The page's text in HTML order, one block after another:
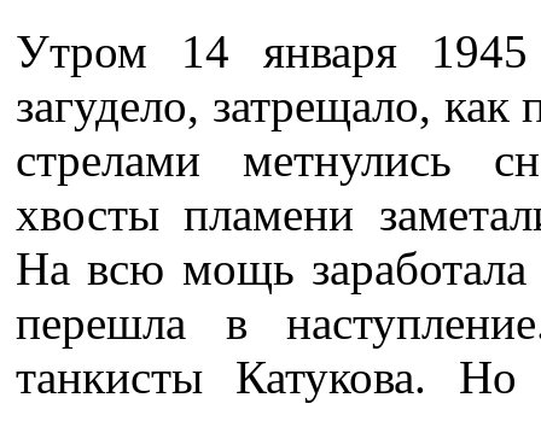
Утром 14 января 1945
загудело, затрещало,
стрелами метнулись
хвосты пламени
На всю мощь заработала
перешла в
танкисты Катукова.